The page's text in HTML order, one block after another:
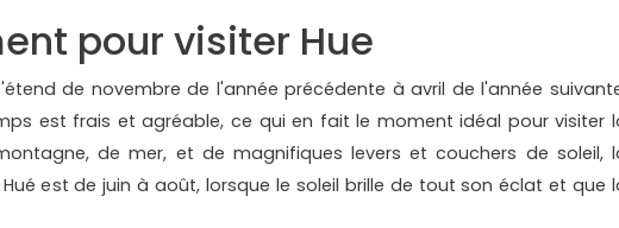
pour visiter Hue
de novembre de l'année précédente à avril de l'année
est frais et agréable, ce qui en fait le moment idéal pour visiter
de mer, et de magnifiques levers et couchers de soleil,
est de juin à août, lorsque le soleil brille de tout son éclat et que